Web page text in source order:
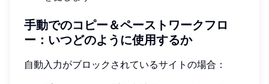
手動でのコピー＆ペーストワークフロ
ー：いつどのように使用するか
自動入力がブロックされているサイトの場合：